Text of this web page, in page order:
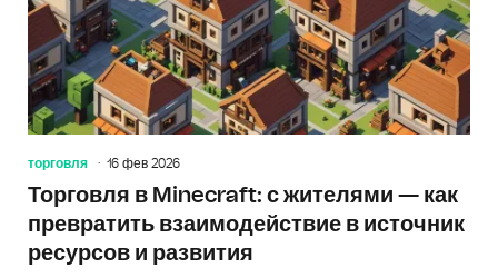
торговля 16 фев 2026
Торговля в Minecraft: с жителями — как
превратить взаимодействие в источник
ресурсов и развития